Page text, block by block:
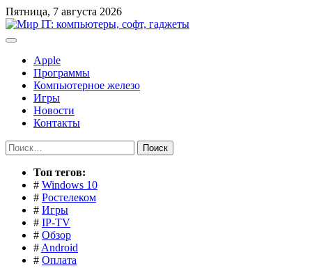
Перейти
к
содержимому
Пятница, 7 августа 2026
Apple
Программы
Компьютерное железо
Игры
Новости
Контакты
Найти:
Toп тегов:
# Windows 10
# Ростелеком
# Игры
# IP-TV
# Обзор
# Android
# Оплата